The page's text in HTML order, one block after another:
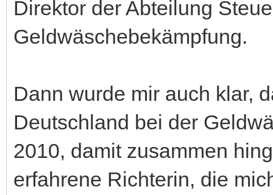
Direktor der Abteilung
Geldwäschebekämpfung.
Dann wurde mir auch klar,
Deutschland bei der
2010, damit zusammen
erfahrene Richterin, die